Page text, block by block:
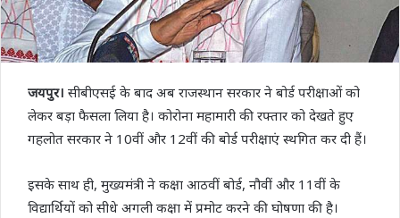
जयपुर। सीबीएसई के बाद अब राजस्थान सरकार ने बोर्ड परीक्षाओं को
लेकर बड़ा फैसला लिया है। कोरोना महामारी की रफ्तार को देखते हुए
गहलोत सरकार ने 10वीं और 12वीं की बोर्ड परीक्षाएं स्थगित कर दी हैं।
इसके साथ ही, मुख्यमंत्री ने कक्षा आठवीं बोर्ड, नौवीं और 11वीं के
विद्यार्थियों को सीधे अगली कक्षा में प्रमोट करने की घोषणा की है।